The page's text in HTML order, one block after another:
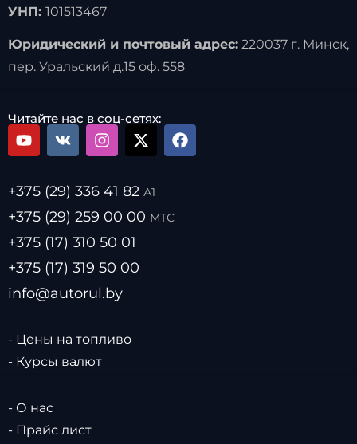
УНП: 101513467
Юридический и почтовый адрес:220037 г. Минск,
пер. Уральский д.15 оф. 558
Читайте нас в соц-сетях:
+375 (29) 336 41 82 А1
+375 (29) 259 00 00 МТС
+375 (17) 310 50 01
+375 (17) 319 50 00
info@autorul.by
- Цены на топливо
- Курсы валют
- О нас
- Прайс лист